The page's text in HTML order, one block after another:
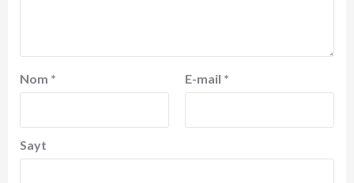
Nom * E-mail *
Sayt